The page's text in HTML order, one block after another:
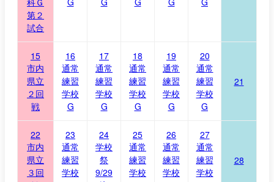
第２
試合
15
市内
県立
２回
戦
16
通常
練習
学校
G
17
通常
練習
学校
G
18
通常
練習
学校
G
19
通常
練習
学校
G
20
通常
練習
学校
G
21
22
市内
県立
３回
23
通常
練習
学校
24
学校
祭
9/29
25
通常
練習
学校
26
通常
練習
学校
27
通常
練習
学校
28